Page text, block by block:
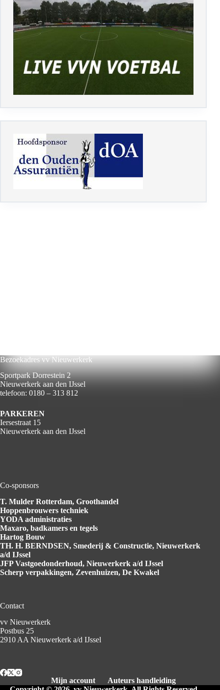
Bezoekadres vv Nieuwerkerk
Sportpark Dorrestein 2
Nieuwerkerk aan den IJssel
telefoon: 0180 – 313 812
PARKEREN
Iersestraat 15
Nieuwerkerk aan den IJssel
Co-sponsors
T. Mulder Rotterdam, Groothandel
Hoppenbrouwers techniek
YODA administraties
Maxaro, badkamers en tegels
Hartog Bouw
TH. H. BERNDSEN, Smederij & Constructie, Nieuwerkerk
a/d IJssel
JFP Vastgoedonderhoud, Nieuwerkerk a/d IJssel
Scherp verpakkingen, Zevenhuizen, De Kwakel
Contact
vv Nieuwerkerk
Postbus 25
2910 AA Nieuwerkerk a/d IJssel
Mijn account
Auteurs handleiding